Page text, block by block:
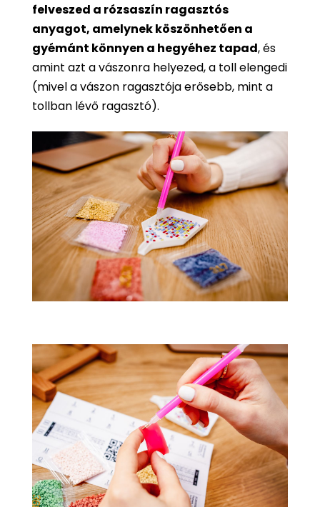
felveszed a rózsaszín ragasztós
anyagot, amelynek köszönhetően a
gyémánt könnyen a hegyéhez tapad, és
amint azt a vászonra helyezed, a toll elengedi
(mivel a vászon ragasztója erősebb, mint a
tollban lévő ragasztó).